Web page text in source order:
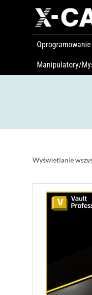
Manipulatory/
Wyświetlanie